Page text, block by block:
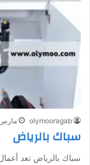
olymooragab مارس 8, 2026
سباك بالرياض
سباك بالرياض تعد